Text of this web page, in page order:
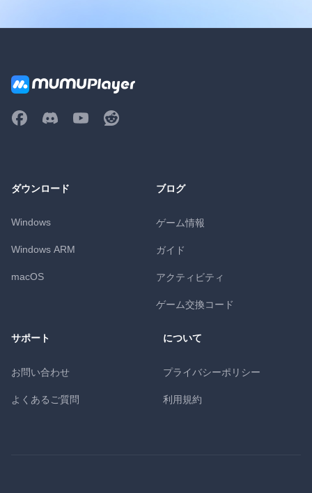
ダウンロード
Windows
Windows ARM
macOS
ブログ
ゲーム情報
ガイド
アクティビティ
ゲーム交換コード
サポート
お問い合わせ
よくあるご質問
について
プライバシーポリシー
利用規約